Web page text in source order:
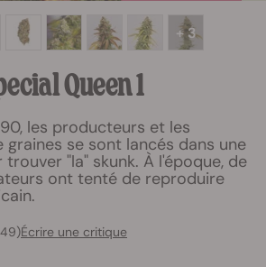
+ 3
Queen 1
les producteurs et les
se sont lancés dans une
"la" skunk. À l'époque, de
ont tenté de reproduire
Écrire une critique